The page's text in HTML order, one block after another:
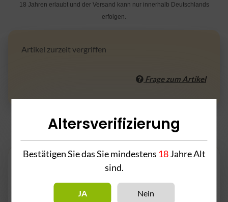
18 Jahren erlaubt und der Versand kann nur innerhalb Deutschlands
erfolgen.
Artikel zurzeit vergriffen
Frage zum Artikel
Beschreibung
Die Tabaksorte Al Massiva Blaulicht ist eine fruchtige Mischung aus
Blaubeere und Beerenmix. Der Geschmack ist angenehm süß und
fruchtig, ohne dabei zu aufdringlich zu sein. Der Virginia-
Altersverifizierung
Bestätigen Sie das Sie mindestens 18Jahre Alt
sind.
JA Nein